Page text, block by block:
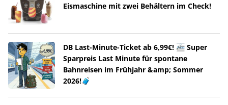
Eismaschine mit zwei Behältern im Check!
DB Last-Minute-Ticket ab 6,99€! 🚈 Super
Sparpreis Last Minute für spontane
Bahnreisen im Frühjahr &amp; Sommer
2026!🧳